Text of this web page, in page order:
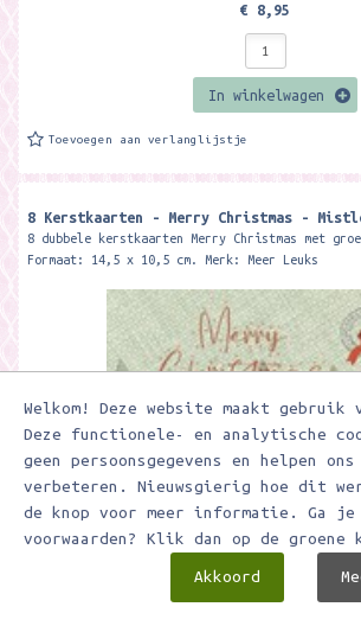
Welkom! Deze website maakt gebruik
Deze functionele- en analytische
geen persoonsgegevens en helpen
verbeteren. Nieuwsgierig hoe dit
de knop voor meer informatie. Ga je
voorwaarden? Klik dan op de groene
Akkoord
€ 8,95
In winkelwagen
Toevoegen aan verlanglijstje
8 Kerstkaarten - Merry Christmas -
8 dubbele kerstkaarten Merry Christmas met
Formaat: 14,5 x 10,5 cm. Merk: Meer Leuks